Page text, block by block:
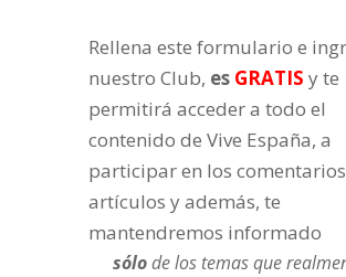
Rellena este formulario e
nuestro Club, es GRATIS y te
permitirá acceder a todo el
contenido de Vive España, a
participar en los
artículos y además, te
mantendremos informado
sólode los temas que